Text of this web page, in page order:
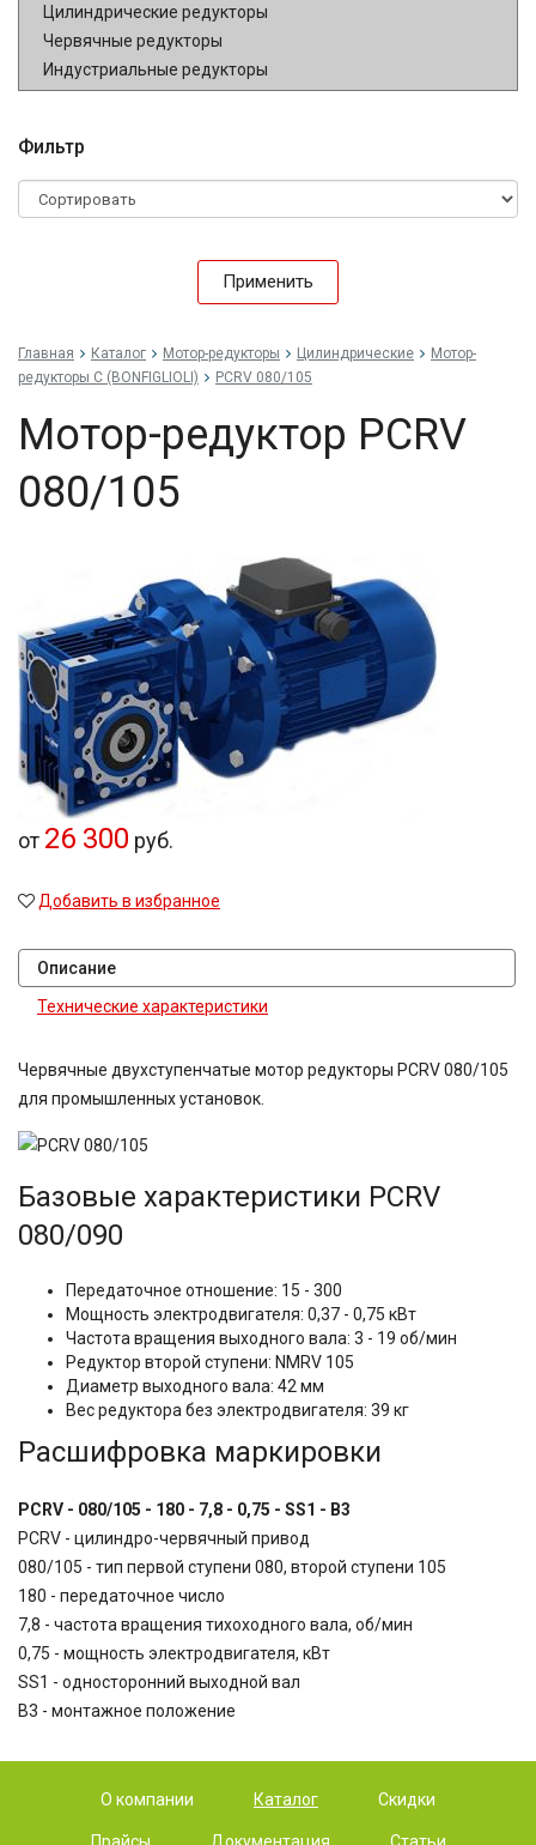
Цилиндрические редукторы
Червячные редукторы
Индустриальные редукторы
Фильтр
Применить
Главная Каталог Мотор-редукторы Цилиндрические
Мотор-
редукторы C (BONFIGLIOLI)
PCRV 080/105
Мотор-редуктор PCRV
080/105
от 26 300 руб.
Добавить в избранное
Описание
Технические характеристики
Червячные двухступенчатые мотор редукторы PCRV 080/105
для промышленных установок.
Базовые характеристики PCRV
080/090
Передаточное отношение: 15 - 300
Мощность электродвигателя: 0,37 - 0,75 кВт
Частота вращения выходного вала: 3 - 19 об/мин
Редуктор второй ступени: NMRV 105
Диаметр выходного вала: 42 мм
Вес редуктора без электродвигателя: 39 кг
Расшифровка маркировки
PCRV - 080/105 - 180 - 7,8 - 0,75 - SS1 - B3
PCRV - цилиндро-червячный привод
080/105 - тип первой ступени 080, второй ступени 105
180 - передаточное число
7,8 - частота вращения тихоходного вала, об/мин
0,75 - мощность электродвигателя, кВт
SS1 - односторонний выходной вал
B3 - монтажное положение
О компании Каталог Скидки